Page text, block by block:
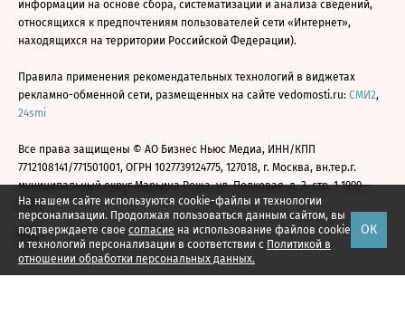
На нашем сайте используются cookie-файлы и технологии
персонализации. Продолжая пользоваться данным сайтом, вы
подтверждаете свое согласие на использование файлов cookie
и технологий персонализации в соответствии с Политикой в
отношении обработки персональных данных.
ОК
информации на основе сбора, систематизации и анализа сведений,
относящихся к предпочтениям пользователей сети «Интернет»,
находящихся на территории Российской Федерации).
Правила применения рекомендательных технологий в виджетах
рекламно-обменной сети, размещенных на сайте vedomosti.ru: СМИ2,
24smi
Все права защищены © АО Бизнес Ньюс Медиа, ИНН/КПП
7712108141/771501001, ОГРН 1027739124775, 127018, г. Москва, вн.тер.г.
муниципальный округ Марьина Роща, ул. Полковая, д. 3, стр. 1 1999—
2026